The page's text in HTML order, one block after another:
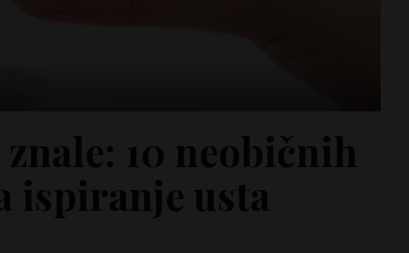
10 neobičnih
ispiranje usta